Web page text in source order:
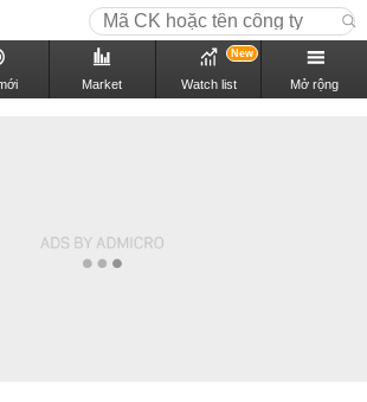
Market Watch list
New
Mở rộng